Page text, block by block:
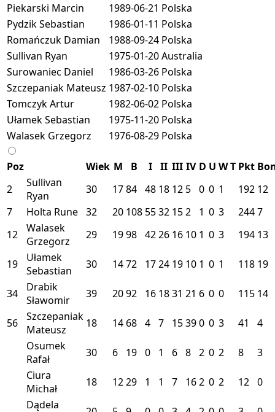
Piekarski Marcin
1989-06-21 Polska
Pydzik Sebastian
1986-01-11 Polska
Romańczuk Damian
1988-09-24 Polska
Sullivan Ryan
1975-01-20Australia
Surowaniec Daniel
1986-03-26 Polska
Szczepaniak Mateusz 1987-02-10 Polska
Tomczyk Artur
1982-06-02 Polska
Ułamek Sebastian
1975-11-20 Polska
Walasek Grzegorz
1976-08-29 Polska
Poz Wiek M B I II III IV D U WT Pkt
2
Sullivan
Ryan
30 1784 48 18 12 5 0 0 1 192 12
7
Holta Rune 32 20 108 5532 152 1 0 3 2447
12
Walasek
Grzegorz
29 1998 4226 16 10 1 0 3 194 13
19
Ułamek
Sebastian
30 1472 1724 19 10 1 0 1 118 19
34
Drabik
Sławomir
39 2092 16 1831 21 6 0 0 115 14
56
Szczepaniak
Mateusz
18 14 68 4 7 15390 0 3 41
4
Osumek
Rafał
30 6 19 0 1 6 8 2 0 2 8
3
Ciura
Michał
18 1229 1 1 7 162 0 2 12 0
Dądela